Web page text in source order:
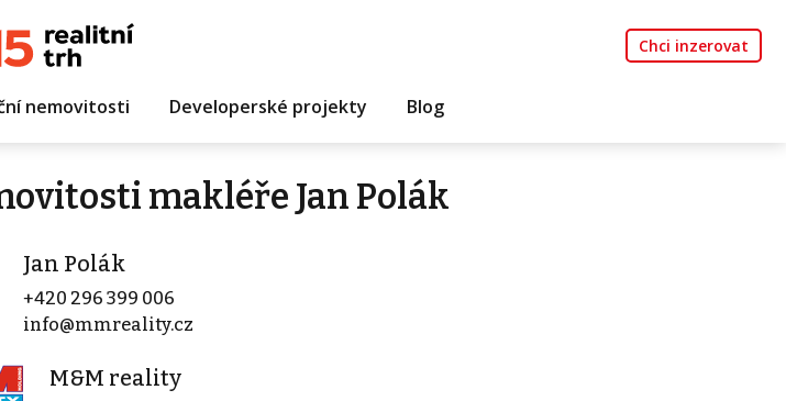
Chci inzerovat
nemovitosti Developerské projekty Blog
makléře Jan Polák
Jan Polák
+420 296 399 006
info@mmreality.cz
M&M reality